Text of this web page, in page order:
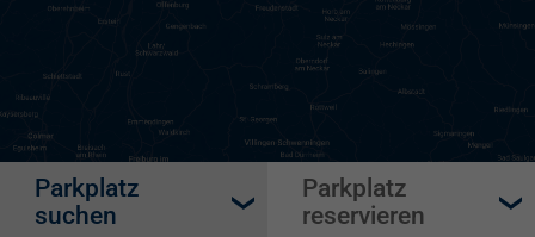
Parkplatz
suchen
Parkplatz
reservieren